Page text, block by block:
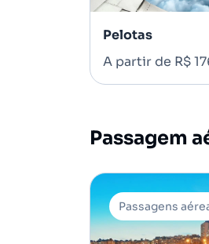
Pelotas
A partir de R$
Passagem
Passagens